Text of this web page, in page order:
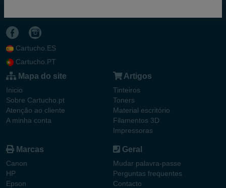
Cartucho.ES
Cartucho.PT
Mapa do site
Inicio
Sobre Cartucho.pt
Atenção ao cliente
A minha conta
Artigos
Tinteiros
Toners
Material escritório
Filamentos 3D
Impressoras
Marcas
Canon
HP
Epson
Geral
Mudar palavra-passe
Perguntas frequentes
Contacto